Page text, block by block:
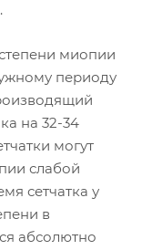
миопии
периоду
на 32-34
могут
слабой
сетчатка у
в
абсолютно